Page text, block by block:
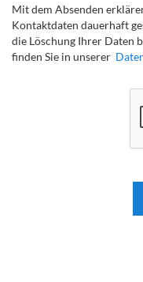
Mit dem Absenden
Kontaktdaten dauerhaft
die Löschung Ihrer Daten
finden Sie in unserer